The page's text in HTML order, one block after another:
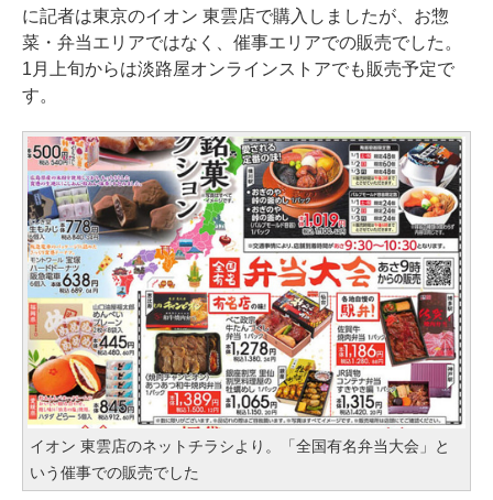
に記者は東京のイオン 東雲店で購入しましたが、お惣
菜・弁当エリアではなく、催事エリアでの販売でした。
1月上旬からは淡路屋オンラインストアでも販売予定で
す。
イオン 東雲店のネットチラシより。「全国有名弁当大会」と
いう催事での販売でした